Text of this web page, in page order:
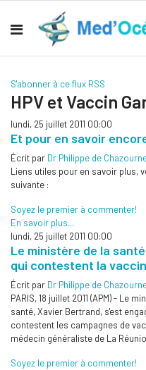
S'abonner à ce flux RSS
HPV et Vaccin
lundi, 25 juillet 2011 00:00
Et pour en savoir
Écrit par Dr Philippe de
Liens utiles pour en savoir plus,
suivante :
Soyez le premier à commenter!
En savoir plus...
lundi, 25 juillet 2011 00:00
Le ministère de la
qui contestent la
Écrit par Dr Philippe de
PARIS, 18 juillet 2011 (APM) - Le
santé, Xavier Bertrand, s'est
contestent les campagnes de
médecin généraliste de La
Soyez le premier à commenter!